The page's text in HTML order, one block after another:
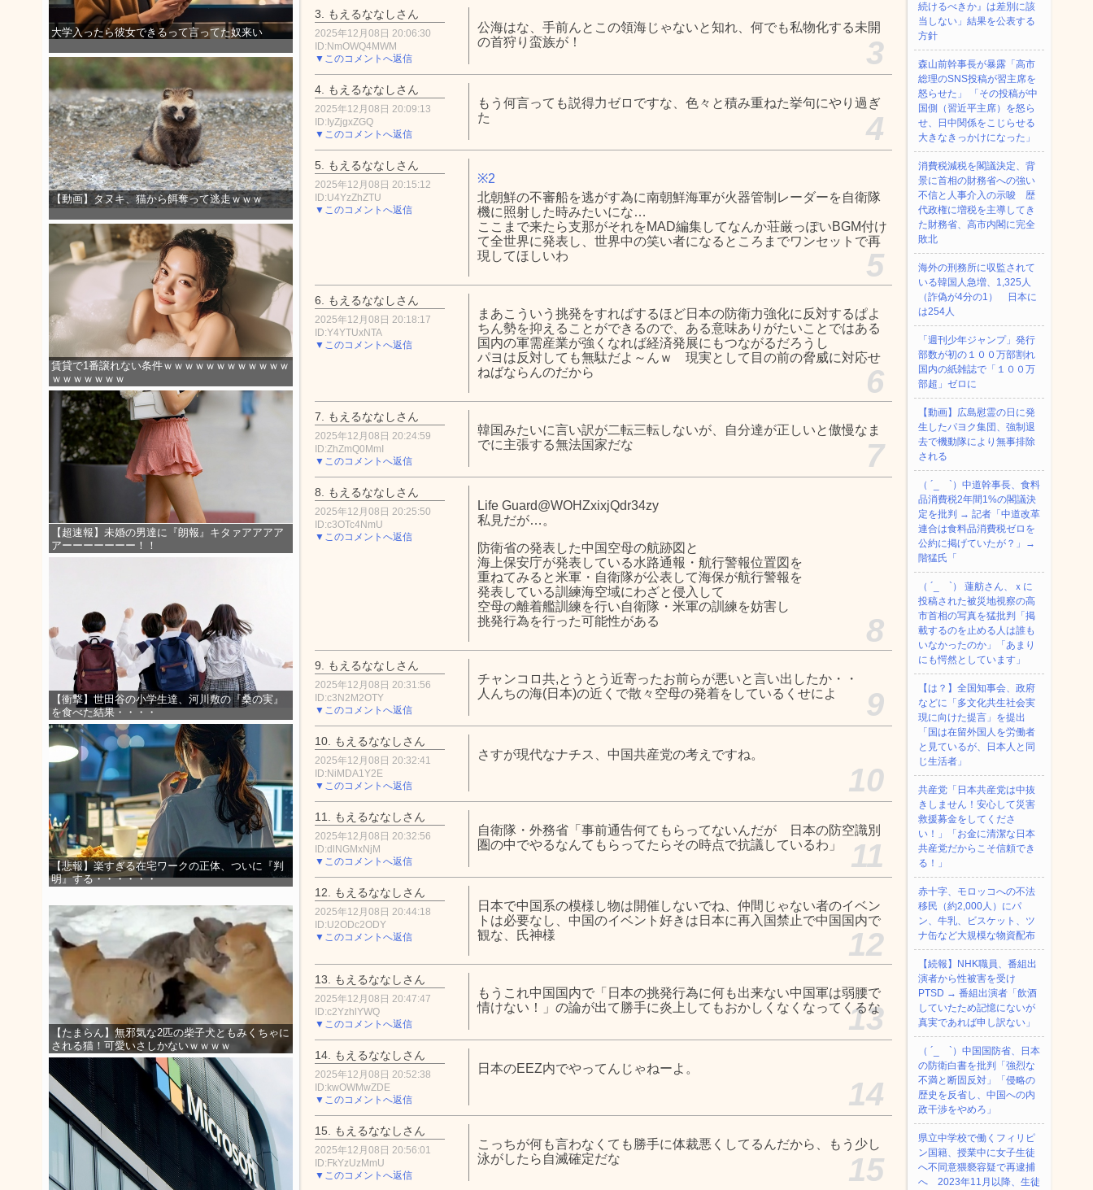
大学入ったら彼女できるって言ってた奴来い
【動画】タヌキ、猫から餌奪って逃走ｗｗｗ
賃貸で1番譲れない条件ｗｗｗｗｗｗｗｗｗｗｗｗ
ｗｗｗｗｗｗｗ
【超速報】未婚の男達に『朗報』キタァアアアア
アーーーーーーー！！
【衝撃】世田谷の小学生達、河川敷の『桑の実』
を食べた結果・・・・
【悲報】楽すぎる在宅ワークの正体、ついに『判
明』する・・・・・・
【たまらん】無邪気な2匹の柴子犬ともみくちゃに
される猫！可愛いさしかないｗｗｗｗ
3. もえるななしさん
2025年12月08日 20:06:30
ID:NmOWQ4MWM
▼このコメントへ返信
公海はな、手前んとこの領海じゃないと知れ、何でも私物化する未開
の首狩り蛮族が！
3
4. もえるななしさん
2025年12月08日 20:09:13
ID:IyZjgxZGQ
▼このコメントへ返信
もう何言っても説得力ゼロですな、色々と積み重ねた挙句にやり過ぎ
た
4
5. もえるななしさん
2025年12月08日 20:15:12
ID:U4YzZhZTU
▼このコメントへ返信
※2
北朝鮮の不審船を逃がす為に南朝鮮海軍が火器管制レーダーを自衛隊
機に照射した時みたいにな…
ここまで来たら支那がそれをMAD編集してなんか荘厳っぽいBGM付け
て全世界に発表し、世界中の笑い者になるところまでワンセットで再
現してほしいわ
5
6. もえるななしさん
2025年12月08日 20:18:17
ID:Y4YTUxNTA
▼このコメントへ返信
まあこういう挑発をすればするほど日本の防衛力強化に反対するぱよ
ちん勢を抑えることができるので、ある意味ありがたいことではある
国内の軍需産業が強くなれば経済発展にもつながるだろうし
パヨは反対しても無駄だよ～んｗ 現実として目の前の脅威に対応せ
ねばならんのだから
6
7. もえるななしさん
2025年12月08日 20:24:59
ID:ZhZmQ0MmI
▼このコメントへ返信
韓国みたいに言い訳が二転三転しないが、自分達が正しいと傲慢なま
でに主張する無法国家だな
7
8. もえるななしさん
2025年12月08日 20:25:50
ID:c3OTc4NmU
▼このコメントへ返信
Life Guard@WOHZxixjQdr34zy
私見だが…。
防衛省の発表した中国空母の航跡図と
海上保安庁が発表している水路通報・航行警報位置図を
重ねてみると米軍・自衛隊が公表して海保が航行警報を
発表している訓練海空域にわざと侵入して
空母の離着艦訓練を行い自衛隊・米軍の訓練を妨害し
挑発行為を行った可能性がある
8
9. もえるななしさん
2025年12月08日 20:31:56
ID:c3N2M2OTY
▼このコメントへ返信
チャンコロ共,とうとう近寄ったお前らが悪いと言い出したか・・
人んちの海(日本)の近くで散々空母の発着をしているくせによ
9
10. もえるななしさん
2025年12月08日 20:32:41
ID:NiMDA1Y2E
▼このコメントへ返信
さすが現代なナチス、中国共産党の考えですね。
10
11. もえるななしさん
2025年12月08日 20:32:56
ID:dlNGMxNjM
▼このコメントへ返信
自衛隊・外務省「事前通告何てもらってないんだが 日本の防空識別
圏の中でやるなんてもらってたらその時点で抗議しているわ」
11
12. もえるななしさん
2025年12月08日 20:44:18
ID:U2ODc2ODY
▼このコメントへ返信
日本で中国系の模様し物は開催しないでね、仲間じゃない者のイベン
トは必要なし、中国のイベント好きは日本に再入国禁止で中国国内で
観な、氏神様
12
13. もえるななしさん
2025年12月08日 20:47:47
ID:c2YzhlYWQ
▼このコメントへ返信
もうこれ中国国内で「日本の挑発行為に何も出来ない中国軍は弱腰で
情けない！」の論が出て勝手に炎上してもおかしくなくなってくるな
13
14. もえるななしさん
2025年12月08日 20:52:38
ID:kwOWMwZDE
▼このコメントへ返信
日本のEEZ内でやってんじゃねーよ。
14
15. もえるななしさん
2025年12月08日 20:56:01
ID:FkYzUzMmU
▼このコメントへ返信
こっちが何も言わなくても勝手に体裁悪くしてるんだから、もう少し
泳がしたら自滅確定だな
15
続けるべきか』は差別に該
当しない」結果を公表する
方針
森山前幹事長が暴露「高市
総理のSNS投稿が習主席を
怒らせた」 「その投稿が中
国側（習近平主席）を怒ら
せ、日中関係をこじらせる
大きなきっかけになった」
消費税減税を閣議決定、背
景に首相の財務省への強い
不信と人事介入の示唆 歴
代政権に増税を主導してき
た財務省、高市内閣に完全
敗北
海外の刑務所に収監されて
いる韓国人急増、1,325人
（詐偽が4分の1） 日本に
は254人
「週刊少年ジャンプ」発行
部数が初の１００万部割れ
国内の紙雑誌で「１００万
部超」ゼロに
【動画】広島慰霊の日に発
生したパヨク集団、強制退
去で機動隊により無事排除
される
（ ´_ゝ`）中道幹事長、食料
品消費税2年間1%の閣議決
定を批判 → 記者「中道改革
連合は食料品消費税ゼロを
公約に掲げていたが？」→
階猛氏「
（ ´_ゝ`） 蓮舫さん、ｘに
投稿された被災地視察の高
市首相の写真を猛批判「掲
載するのを止める人は誰も
いなかったのか」「あまり
にも愕然としています」
【は？】全国知事会、政府
などに「多文化共生社会実
現に向けた提言」を提出
「国は在留外国人を労働者
と見ているが、日本人と同
じ生活者」
共産党「日本共産党は中抜
きしません！安心して災害
救援募金をしてくださ
い！」「お金に清潔な日本
共産党だからこそ信頼でき
る！」
赤十字、モロッコへの不法
移民（約2,000人）にパ
ン、牛乳、ビスケット、ツ
ナ缶など大規模な物資配布
【続報】NHK職員、番組出
演者から性被害を受け
PTSD → 番組出演者「飲酒
していたため記憶にないが
真実であれば申し訳ない」
（ ´_ゝ`）中国国防省、日本
の防衛白書を批判「強烈な
不満と断固反対」「侵略の
歴史を反省し、中国への内
政干渉をやめろ」
県立中学校で働くフィリピ
ン国籍、授業中に女子生徒
へ不同意猥褻容疑で再逮捕
へ 2023年11月以降、生徒